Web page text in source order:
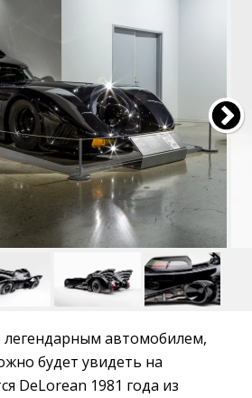
автомобилем,
будет увидеть на
DeLorean 1981 года из